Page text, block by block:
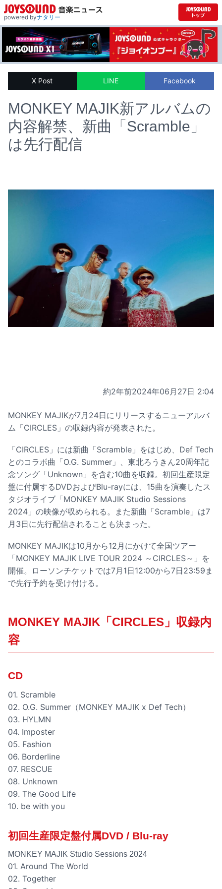
powered byナタリー
X Post LINE Facebook
MONKEY MAJIK新アルバムの
内容解禁、新曲「Scramble」
は先行配信
約2年前2024年06月27日 2:04
MONKEY MAJIKが7月24日にリリースするニューアルバ
ム「CIRCLES」の収録内容が発表された。
「CIRCLES」には新曲「Scramble」をはじめ、Def Tech
とのコラボ曲「O.G. Summer」、東北ろうきん20周年記
念ソング「Unknown」を含む10曲を収録。初回生産限定
盤に付属するDVDおよびBlu-rayには、15曲を演奏したス
タジオライブ「MONKEY MAJIK Studio Sessions
2024」の映像が収められる。また新曲「Scramble」は7
月3日に先行配信されることも決まった。
MONKEY MAJIKは10月から12月にかけて全国ツアー
「MONKEY MAJIK LIVE TOUR 2024 ～CIRCLES～」を
開催。ローソンチケットでは7月1日12:00から7日23:59ま
で先行予約を受け付ける。
MONKEY MAJIK「CIRCLES」収録内
容
CD
01. Scramble
02. O.G. Summer（MONKEY MAJIK x Def Tech）
03. HYLMN
04. Imposter
05. Fashion
06. Borderline
07. RESCUE
08. Unknown
09. The Good Life
10. be with you
初回生産限定盤付属DVD / Blu-ray
MONKEY MAJIK Studio Sessions 2024
01. Around The World
02. Together